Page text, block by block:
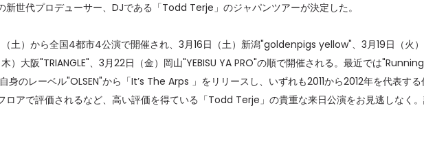
新世代プロデューサー、DJである「Todd Terje」のジャパンツアーが決定した。
（土）から全国4都市4公演で開催され、3月16日（土）新潟"goldenpigs yellow"、3月19日（火
）大阪"TRIANGLE"、3月22日（金）岡山"YEBISU YA PRO"の順で開催される。最近では"Running
のレーベル"OLSEN"から「It’s The Arps 」をリリースし、いずれも2011から2012年を代表する
ロアで評価されるなど、高い評価を得ている「Todd Terje」の貴重な来日公演をお見逃しなく
クラベリ
のおすす
年最新】